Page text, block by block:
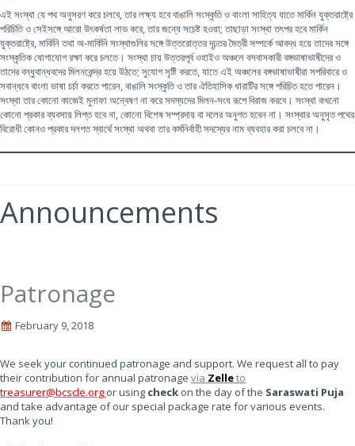
এই সংস্থা যে পথ অনুসরণ করে চলবে, তার লক্ষ্য হবে বাঙালি সংস্কৃতি ও বাংলা সাহিত্য যাতে মার্কিন যুক্তরাষ্ট্রে
পরিচিতি ও সেইসঙ্গে আরো উৎকর্ষতা লাভ করে, তার জন্যে সচেষ্ট হওয়া; তাছাড়া সংস্থা তৎপর হবে মার্কিন
যুক্তরাষ্ট্রে, মার্কিনি তথা অ-মার্কিনি সংস্থাগুলির সঙ্গে উত্তরোত্তর দৃঢ়তর মৈত্রী সম্পর্কে আবদ্ধ হয়ে তাদের সঙ্গে
সংস্কৃতিক যোগাযোগ রক্ষা করে চলতে। সংস্থা চায় উত্তরপূর্ব ওহাইও অঞ্চলে বসবাসকারী বঙ্গভাষাভাষীদের ও
তাদের বন্ধুবান্ধবদের মিলনকেন্দ্র হয়ে উঠতে; সুযোগ সৃষ্টি করতে, যাতে এই অঞ্চলের বঙ্গভাষাভাষীরা সপরিবারে ও
সবান্ধবে বাংলা ভাষা চর্চা করতে পারেন, বাঙালি সংস্কৃতি ও তার ঐতিহাসিক ধারাটির সঙ্গে পরিচিত হতে পারেন।
সংস্থা তার কোনো কাজেই মুনাফা অন্বেষণ না করে সদস্যদের মিলন-সংঘ রূপে বিরাজ করবে। সংস্থা কখনো
কোনো প্রকার ব্যবসায় লিপ্ত হবে না, কোনো বিশেষ সম্প্রদায় বা দলের অনুগত হবেন না। সংস্থার অনুসৃত পথের
বিরোধী কোনও প্রকার দলগত স্বার্থে সংস্থা অথবা তার কর্মনির্বাহী সদস্যের নাম ব্যবহার করা চলবে না।
Announcements
Patronage
February 9, 2018
We seek your continued patronage and support. We request all to pay
their contribution for annual patronage via Zelleto
treasurer@bcscle.org or using check on the day of the Saraswati Puja
and take advantage of our special package rate for various events.
Thank you!